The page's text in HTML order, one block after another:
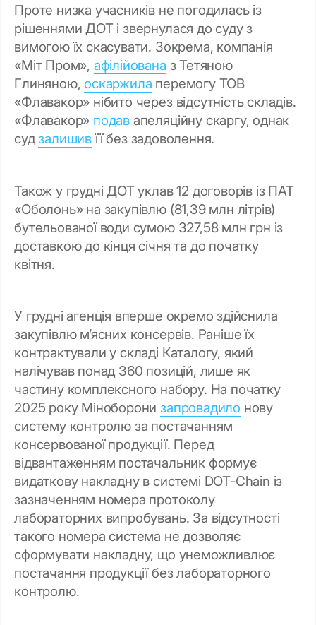
Проте низка учасників не погодилась із
рішеннями ДОТ і звернулася до суду з
вимогою їх скасувати. Зокрема, компанія
«Міт Пром», афілійована з Тетяною
Глиняною,оскаржила перемогу ТОВ
«Флавакор» нібито через відсутність складів.
«Флавакор» подав апеляційну скаргу, однак
судзалишивїї без задоволення.
Також у грудні ДОТ уклав 12 договорів із ПАТ
«Оболонь» на закупівлю (81,39 млн літрів)
бутельованої води сумою 327,58 млн грн із
доставкою до кінця січня та до початку
квітня.
У грудні агенція вперше окремо здійснила
закупівлю м’ясних консервів. Раніше їх
контрактували у складі Каталогу, який
налічував понад 360 позицій, лише як
частину комплексного набору. На початку
2025 року Міноборонизапровадило нову
систему контролю за постачанням
консервованої продукції. Перед
відвантаженням постачальник формує
видаткову накладну в системі DOT-Chain із
зазначенням номера протоколу
лабораторних випробувань. За відсутності
такого номера система не дозволяє
сформувати накладну, що унеможливлює
постачання продукції без лабораторного
контролю.